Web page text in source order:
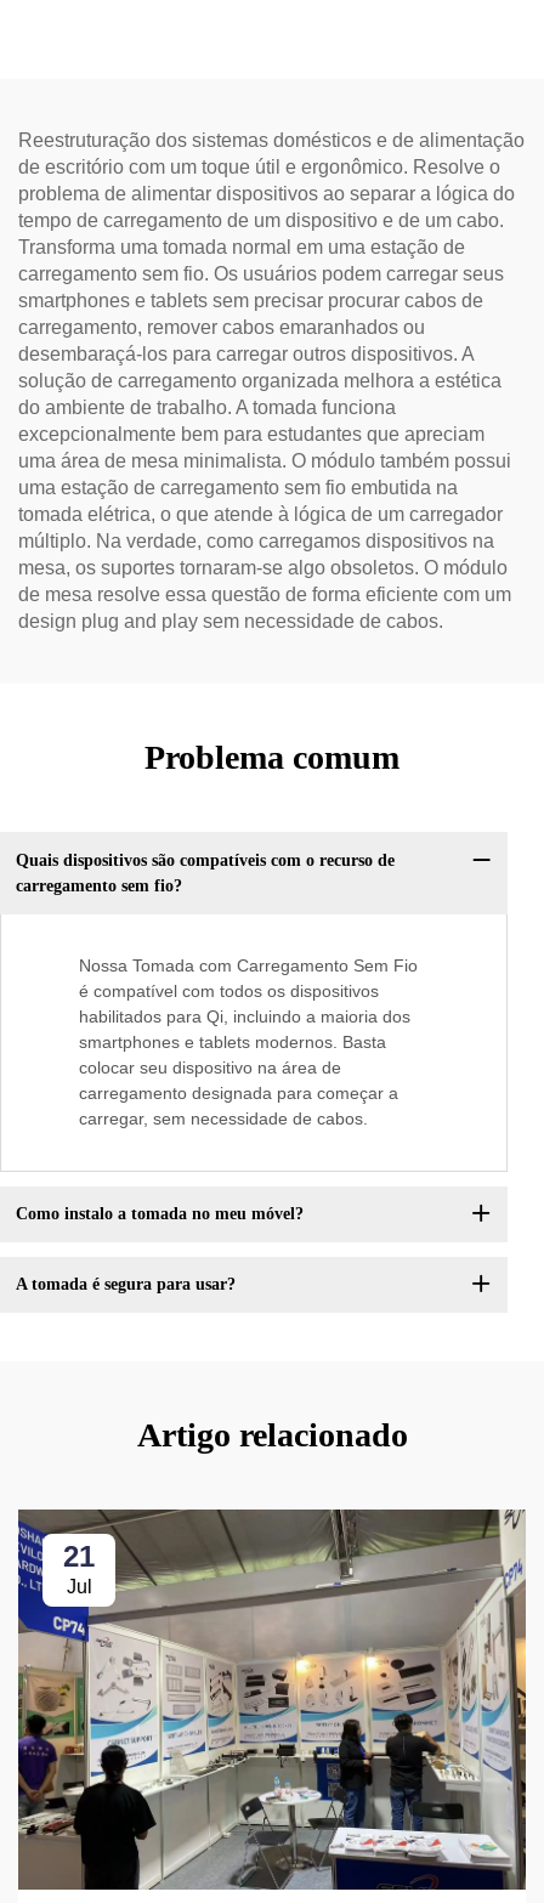
Reestruturação dos sistemas domésticos e de alimentação
de escritório com um toque útil e ergonômico. Resolve o
problema de alimentar dispositivos ao separar a lógica do
tempo de carregamento de um dispositivo e de um cabo.
Transforma uma tomada normal em uma estação de
carregamento sem fio. Os usuários podem carregar seus
smartphones e tablets sem precisar procurar cabos de
carregamento, remover cabos emaranhados ou
desembaraçá-los para carregar outros dispositivos. A
solução de carregamento organizada melhora a estética
do ambiente de trabalho. A tomada funciona
excepcionalmente bem para estudantes que apreciam
uma área de mesa minimalista. O módulo também possui
uma estação de carregamento sem fio embutida na
tomada elétrica, o que atende à lógica de um carregador
múltiplo. Na verdade, como carregamos dispositivos na
mesa, os suportes tornaram-se algo obsoletos. O módulo
de mesa resolve essa questão de forma eficiente com um
design plug and play sem necessidade de cabos.
Problema comum
Quais dispositivos são compatíveis com o recurso de
carregamento sem fio?
Nossa Tomada com Carregamento Sem Fio
é compatível com todos os dispositivos
habilitados para Qi, incluindo a maioria dos
smartphones e tablets modernos. Basta
colocar seu dispositivo na área de
carregamento designada para começar a
carregar, sem necessidade de cabos.
Como instalo a tomada no meu móvel?
A tomada é segura para usar?
Artigo relacionado
21
Jul